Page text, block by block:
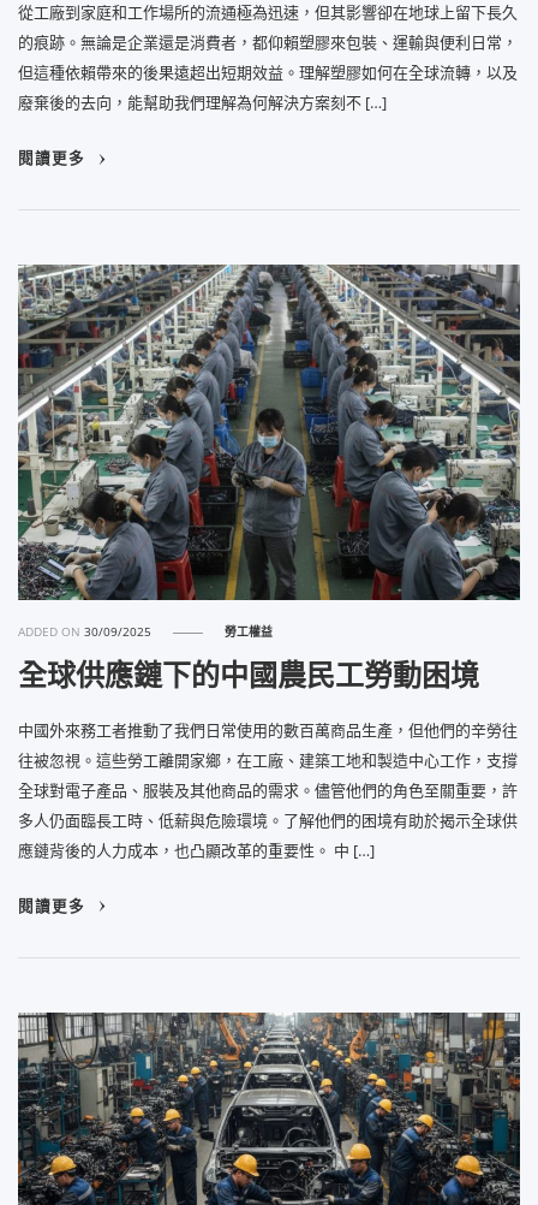
從工廠到家庭和工作場所的流通極為迅速，但其影響卻在地球上留下長久
的痕跡。無論是企業還是消費者，都仰賴塑膠來包裝、運輸與便利日常，
但這種依賴帶來的後果遠超出短期效益。理解塑膠如何在全球流轉，以及
廢棄後的去向，能幫助我們理解為何解決方案刻不 […]
閱讀更多
ADDED ON30/09/2025 勞工權益
全球供應鏈下的中國農民工勞動困境
中國外來務工者推動了我們日常使用的數百萬商品生產，但他們的辛勞往
往被忽視。這些勞工離開家鄉，在工廠、建築工地和製造中心工作，支撐
全球對電子產品、服裝及其他商品的需求。儘管他們的角色至關重要，許
多人仍面臨長工時、低薪與危險環境。了解他們的困境有助於揭示全球供
應鏈背後的人力成本，也凸顯改革的重要性。 中 […]
閱讀更多